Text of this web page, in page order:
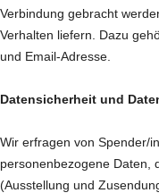
Verbindung gebracht
Verhalten liefern. Dazu
und Email-Adresse.
Datensicherheit und
Wir erfragen von Spender/
personenbezogene Daten,
(Ausstellung und